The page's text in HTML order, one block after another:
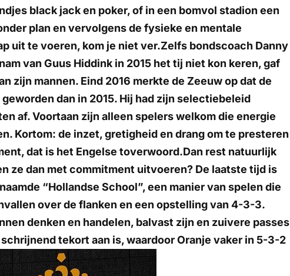
black jack en poker, of in een bomvol stadion een
plan en vervolgens de fysieke en mentale
uit te voeren, kom je niet ver.Zelfs bondscoach Danny
van Guus Hiddink in 2015 het tij niet kon keren, gaf
zijn mannen. Eind 2016 merkte de Zeeuw op dat de
geworden dan in 2015. Hij had zijn selectiebeleid
af. Voortaan zijn alleen spelers welkom die energie
Kortom: de inzet, gretigheid en drang om te presteren
dat is het Engelse toverwoord.Dan rest natuurlijk
ze dan met commitment uitvoeren? De laatste tijd is
“Hollandse School”, een manier van spelen die
over de flanken en een opstelling van 4-3-3.
denken en handelen, balvast zijn en zuivere passes
tekort aan is, waardoor Oranje vaker in 5-3-2